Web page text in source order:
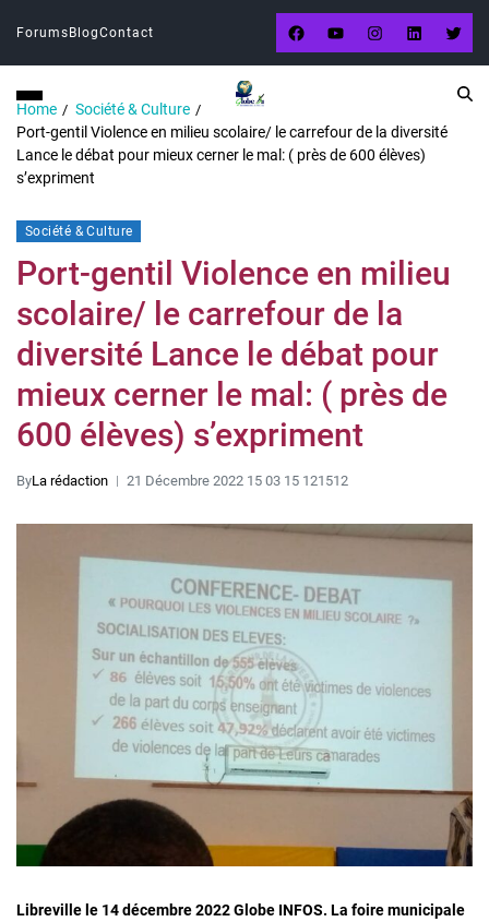
Forums BlogContact
Home
Société & Culture
Port-gentil Violence en milieu scolaire/ le carrefour de la diversité
Lance le débat pour mieux cerner le mal: ( près de 600 élèves)
s’expriment
Société & Culture
Port-gentil Violence en milieu
scolaire/ le carrefour de la
diversité Lance le débat pour
mieux cerner le mal: ( près de
600 élèves) s’expriment
ByLa rédaction 21 Décembre 2022 15 03 15 121512
Libreville le 14 décembre 2022 Globe INFOS. La foire municipale